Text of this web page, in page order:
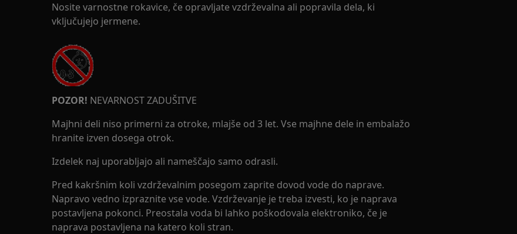
Nosite varnostne rokavice, če opravljate vzdrževalna ali popravila dela, ki
vključujejo jermene.
POZOR! NEVARNOST ZADUŠITVE
Majhni deli niso primerni za otroke, mlajše od 3 let. Vse majhne dele in embalažo
hranite izven dosega otrok.
Izdelek naj uporabljajo ali nameščajo samo odrasli.
Pred kakršnim koli vzdrževalnim posegom zaprite dovod vode do naprave.
Napravo vedno izpraznite vse vode. Vzdrževanje je treba izvesti, ko je naprava
postavljena pokonci. Preostala voda bi lahko poškodovala elektroniko, če je
naprava postavljena na katero koli stran.